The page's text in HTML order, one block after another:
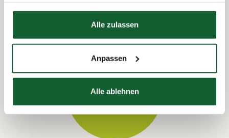
Datenschutzerklärung
Alle zulassen
Anpassen
Alle ablehnen
In 3 Schritten zur Steuererklärung.
So funktioniert's: